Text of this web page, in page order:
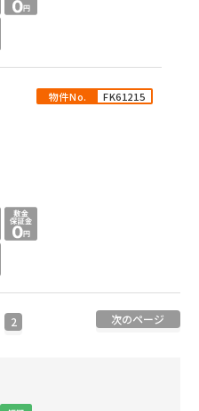
物件No. FK61215
2 次のページ